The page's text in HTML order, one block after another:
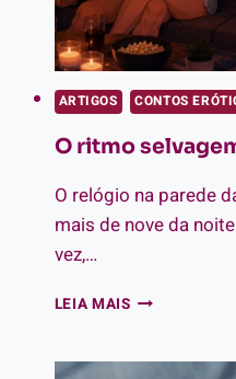
ARTIGOS CONTOS
O ritmo
O relógio na parede
mais de nove da
vez,…
LEIA MAISO
DO